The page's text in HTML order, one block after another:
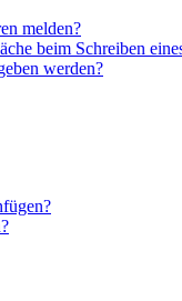
melden?
beim Schreiben
werden?